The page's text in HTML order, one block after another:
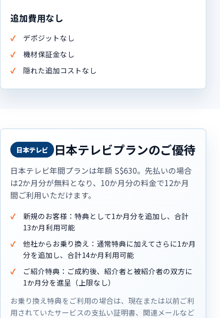
追加費用なし
デポジットなし
機材保証金なし
隠れた追加コストなし
日本テレビ 日本テレビプランのご優待
日本テレビ年間プランは年額 S$630。先払いの場合
は2か月分が無料となり、10か月分の料金で12か月
間ご利用いただけます。
新規のお客様：特典として1か月分を追加し、合計
13か月利用可能
他社からお乗り換え：通常特典に加えてさらに1か月
分を追加し、合計14か月利用可能
ご紹介特典：ご成約後、紹介者と被紹介者の双方に
1か月分を進呈（上限なし）
お乗り換え特典をご利用の場合は、現在または以前ご利
用されていたサービスの支払い証明書、関連メールなど